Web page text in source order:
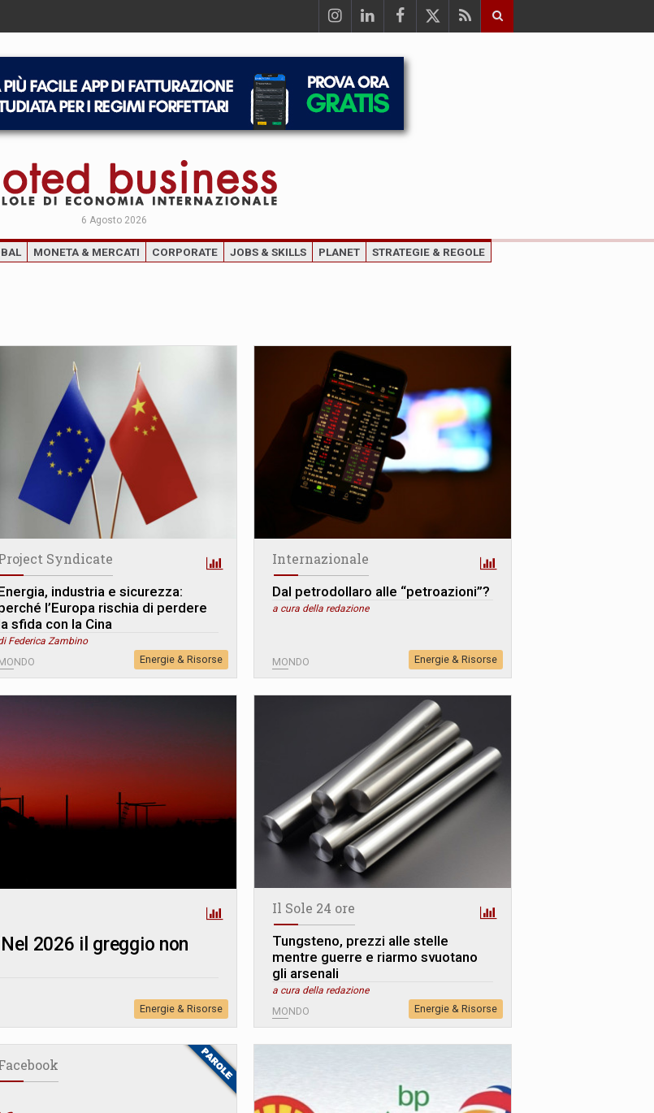
6 Agosto 2026
MONETA & MERCATI CORPORATE JOBS & SKILLS PLANET STRATEGIE & REGOLE
Syndicate
industria e sicurezza:
l’Europa rischia di perdere
sfida con la Cina
Federica Zambino
Energie & Risorse
Internazionale
Dal petrodollaro alle “petroazioni”?
a cura della redazione
MONDO Energie & Risorse
2026 il greggio non
Energie & Risorse
Il Sole 24 ore
Tungsteno, prezzi alle stelle
mentre guerre e riarmo svuotano
gli arsenali
a cura della redazione
MONDO Energie & Risorse